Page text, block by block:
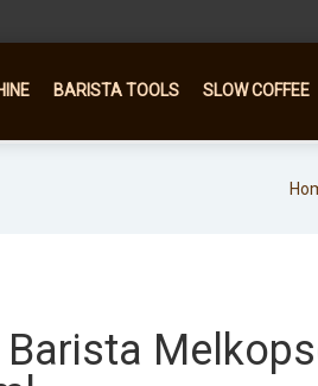
BARISTA TOOLS SLOW COFFEE
Barista